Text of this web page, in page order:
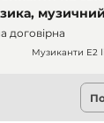
договірна
Музиканти E2